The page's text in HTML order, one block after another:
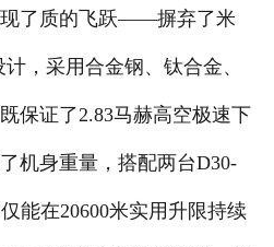
现了质的飞跃——摒弃了米
，采用合金钢、钛合金、
保证了2.83马赫高空极速下
机身重量，搭配两台D30-
能在20600米实用升限持续